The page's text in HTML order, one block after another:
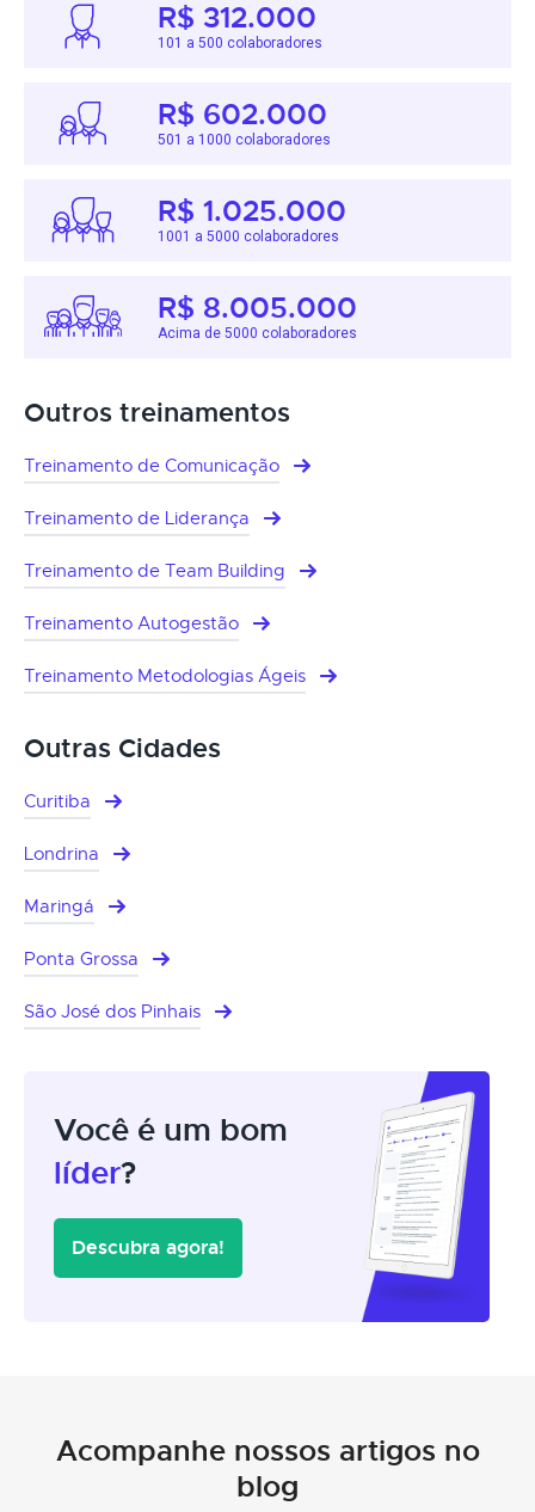
R$ 312.000
101 a 500 colaboradores
R$ 602.000
501 a 1000 colaboradores
R$ 1.025.000
1001 a 5000 colaboradores
R$ 8.005.000
Acima de 5000 colaboradores
Outros treinamentos
Treinamento de Comunicação
Treinamento de Liderança
Treinamento de Team Building
Treinamento Autogestão
Treinamento Metodologias Ágeis
Outras Cidades
Curitiba
Londrina
Maringá
Ponta Grossa
São José dos Pinhais
Você é um bom
líder?
Descubra agora!
Acompanhe nossos artigos no
blog